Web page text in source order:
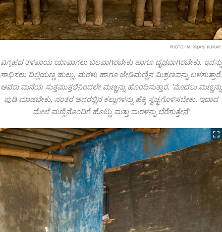
PHOTO • M. PALANI KUMAR
ವಿಗ್ರಹದ ತಳಪಾಯ ಯಾವಾಗಲು ಬಲವಾಗಿರಬೇಕು ಹಾಗೂ ದೃಢವಾಗಿರಬೇಕು. ಇದನ್ನು
ಸಾಧಿಸಲು ದಿಲ್ಲಿಯಣ್ಣ ಹುಲ್ಲು, ಮರಳು ಹಾಗೂ ಜೇಡಿಮಣ್ಣಿನ ಮಿಶ್ರಣವನ್ನು ಬಳಸುತ್ತಾರೆ.
ಅವರು ಮನೆಯ ಸುತ್ತಮುತ್ತಲಿನಿಂದಲೇ ಮಣ್ಣನ್ನು ಹೊಂದಿಸುತ್ತಾರೆ. ʼಮೊದಲು ಮಣ್ಣನ್ನು
ಪುಡಿ ಮಾಡಬೇಕು, ನಂತರ ಅದರಲ್ಲಿನ ಕಲ್ಲುಗಳನ್ನು ಹೆಕ್ಕಿ ಸ್ವಚ್ಛಗೊಳಿಸಬೇಕು. ಇದಾದ
ಮೇಲೆ ಮಣ್ಣಿನೊಂದಿಗೆ ಹೊಟ್ಟು ಮತ್ತು ಮರಳನ್ನು ಬೆರೆಸುತ್ತೇನೆʼ